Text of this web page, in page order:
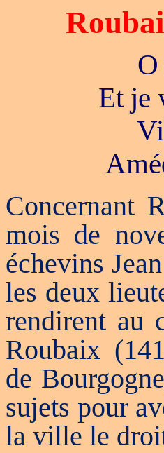
Et je
Concernant
mois de
échevins
les deux
rendirent au
Roubaix
de
sujets pour
la ville le